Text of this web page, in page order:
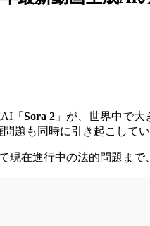
「 Sora 2 」が、世界中で
題も同時に引き起こしてい
現在進行中の法的問題まで